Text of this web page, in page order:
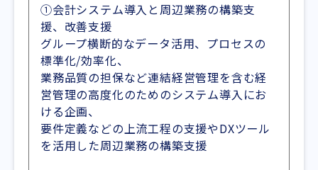
①会計システム導入と周辺業務の構築支
援、改善支援
グループ横断的なデータ活用、プロセスの
標準化/効率化、
業務品質の担保など連結経営管理を含む経
営管理の高度化のためのシステム導入にお
ける企画、
要件定義などの上流工程の支援やDXツール
を活用した周辺業務の構築支援